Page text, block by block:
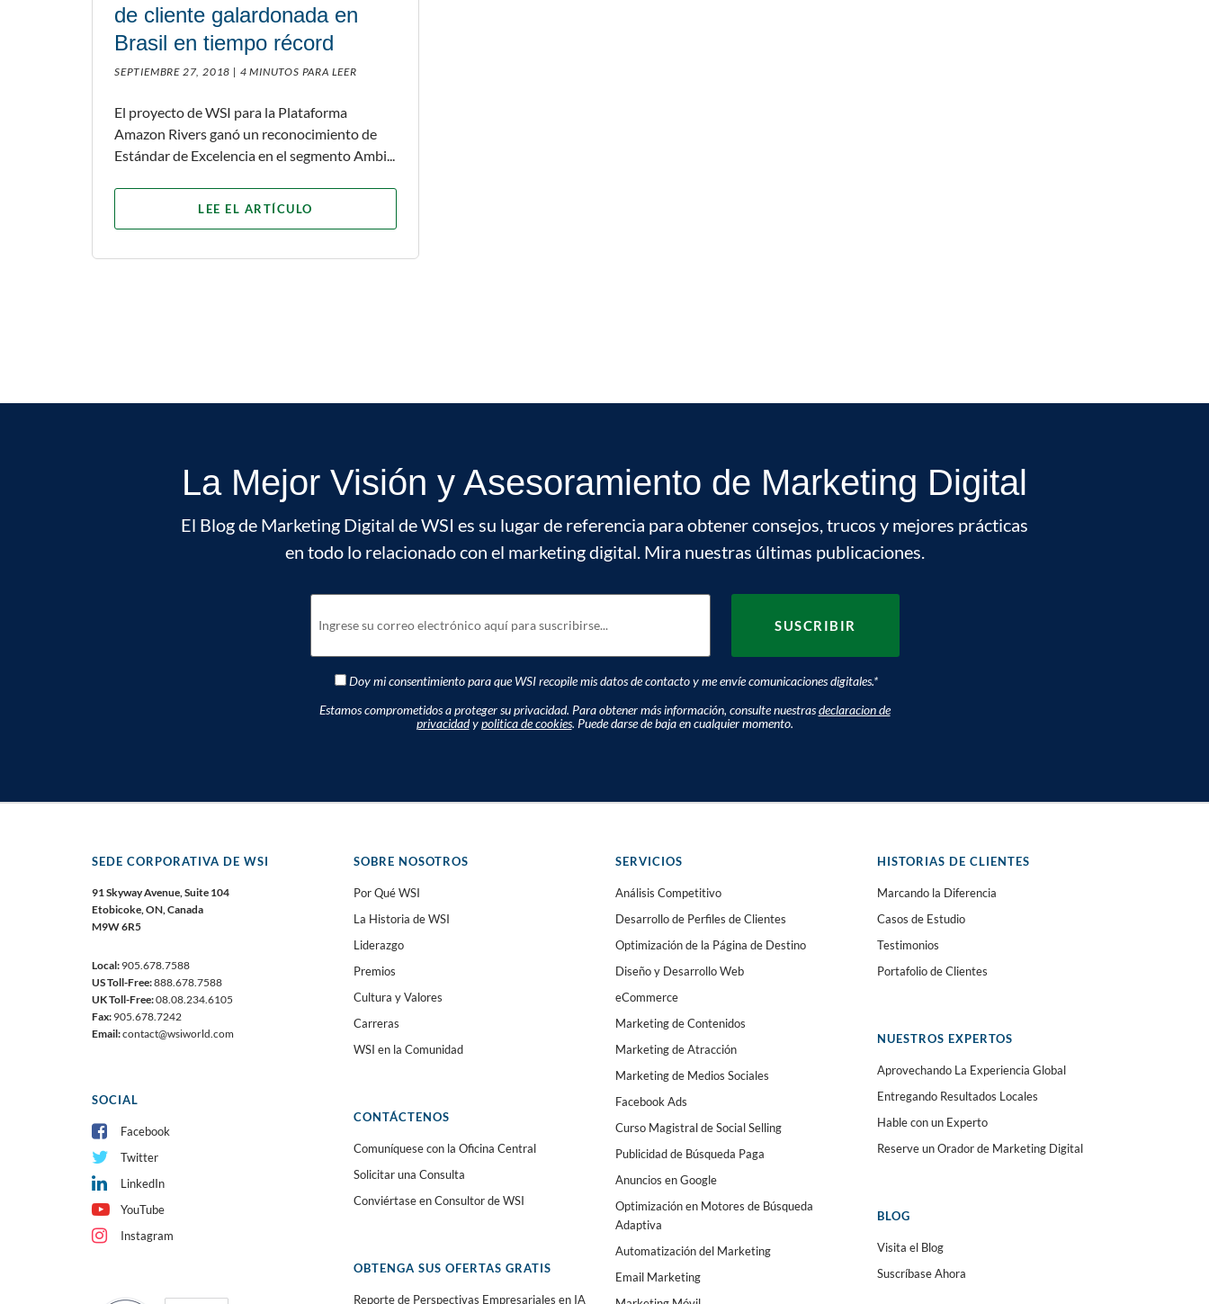
de cliente galardonada en
Brasil en tiempo récord
SEPTIEMBRE 27, 2018 | 4 MINUTOS PARA LEER
El proyecto de WSI para la Plataforma
Amazon Rivers ganó un reconocimiento de
Estándar de Excelencia en el segmento Ambi...
LEE EL ARTÍCULO
La Mejor Visión y Asesoramiento de Marketing Digital
El Blog de Marketing Digital de WSI es su lugar de referencia para obtener consejos, trucos y mejores prácticas
en todo lo relacionado con el marketing digital. Mira nuestras últimas publicaciones.
Doy mi consentimiento para que WSI recopile mis datos de contacto y me envíe comunicaciones digitales.*
Estamos comprometidos a proteger su privacidad. Para obtener más información, consulte nuestrasdeclaracion de
privacidadypolitica de cookies. Puede darse de baja en cualquier momento.
SEDE CORPORATIVA DE WSI
91 Skyway Avenue, Suite 104
Etobicoke, ON, Canada
M9W 6R5
Local: 905.678.7588
US Toll-Free:888.678.7588
UK Toll-Free:08.08.234.6105
Fax: 905.678.7242
Email:contact@wsiworld.com
SOCIAL
Facebook
Twitter
LinkedIn
YouTube
Instagram
SOBRE NOSOTROS
Por Qué WSI
La Historia de WSI
Liderazgo
Premios
Cultura y Valores
Carreras
WSI en la Comunidad
CONTÁCTENOS
Comuníquese con la Oficina Central
Solicitar una Consulta
Conviértase en Consultor de WSI
OBTENGA SUS OFERTAS GRATIS
Reporte de Perspectivas Empresariales en IA
SERVICIOS
Análisis Competitivo
Desarrollo de Perfiles de Clientes
Optimización de la Página de Destino
Diseño y Desarrollo Web
eCommerce
Marketing de Contenidos
Marketing de Atracción
Marketing de Medios Sociales
Facebook Ads
Curso Magistral de Social Selling
Publicidad de Búsqueda Paga
Anuncios en Google
Optimización en Motores de Búsqueda
Adaptiva
Automatización del Marketing
Email Marketing
HISTORIAS DE CLIENTES
Marcando la Diferencia
Casos de Estudio
Testimonios
Portafolio de Clientes
NUESTROS EXPERTOS
Aprovechando La Experiencia Global
Entregando Resultados Locales
Hable con un Experto
Reserve un Orador de Marketing Digital
BLOG
Visita el Blog
Suscríbase Ahora